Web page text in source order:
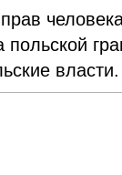
польской
власти.